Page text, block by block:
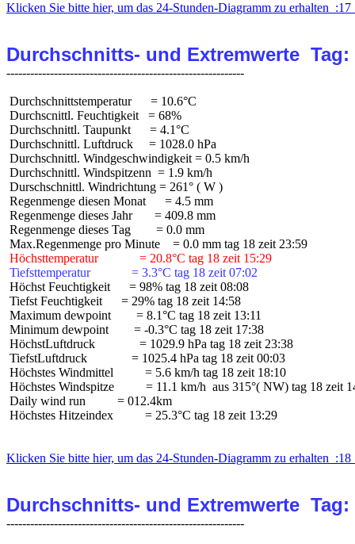
Klicken Sie bitte hier, um das 24-Stunden-Diagramm zu erhalten  :17
Durchschnitts- und Extremwerte  Tag:
Durchschnittstemperatur      = 10.6°C
Durchscnittl. Feuchtigkeit   = 68%
Durchschnittl. Taupunkt      = 4.1°C
Durchschnittl. Luftdruck     = 1028.0 hPa
Durchschnittl. Windgeschwindigkeit = 0.5 km/h
Durchschnittl. Windspitzenn  = 1.9 km/h
Durschschnittl. Windrichtung = 261° ( W )
Regenmenge diesen Monat      = 4.5 mm
Regenmenge dieses Jahr       = 409.8 mm
Regenmenge dieses Tag        = 0.0 mm
Höchsttemperatur             = 20.8°C tag 18 zeit 15:29
Tiefsttemperatur             = 3.3°C tag 18 zeit 07:02
Höchst Feuchtigkeit      = 98% tag 18 zeit 08:08
Tiefst Feuchtigkeit      = 29% tag 18 zeit 14:58
Maximum dewpoint        = 8.1°C tag 18 zeit 13:11
Minimum dewpoint        = -0.3°C tag 18 zeit 17:38
HöchstLuftdruck              = 1029.9 hPa tag 18 zeit 23:38
TiefstLuftdruck              = 1025.4 hPa tag 18 zeit 00:03
Höchstes Windmittel          = 5.6 km/h tag 18 zeit 18:10
Höchstes Windspitze          = 11.1 km/h  aus 315°( NW) tag 18 zeit
Daily wind run          = 012.4km
Höchstes Hitzeindex          = 25.3°C tag 18 zeit 13:29
Klicken Sie bitte hier, um das 24-Stunden-Diagramm zu erhalten  :18
Durchschnitts- und Extremwerte  Tag: